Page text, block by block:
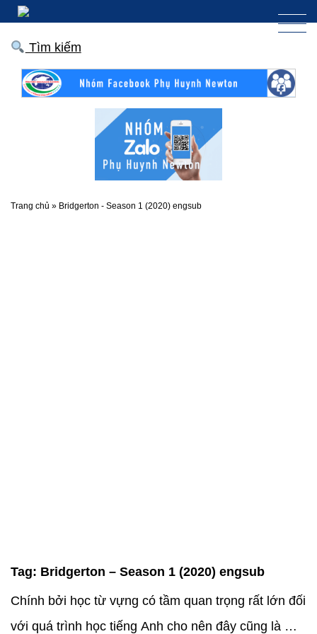
Tìm kiếm
Trang chủ » Bridgerton - Season 1 (2020) engsub
Tag: Bridgerton – Season 1 (2020) engsub
Chính bởi học từ vựng có tầm quan trọng rất lớn đối
với quá trình học tiếng Anh cho nên đây cũng là một